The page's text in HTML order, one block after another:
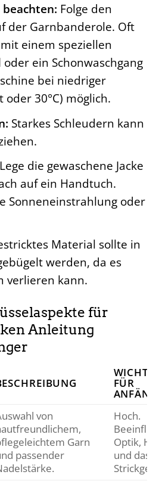
Folge den
der Garnbanderole. Oft
einem speziellen
ein Schonwaschgang
bei niedriger
30°C) möglich.
Starkes Schleudern kann
Lege die gewaschene Jacke
auf ein Handtuch.
Sonneneinstrahlung oder
Material sollte in
werden, da es
verlieren kann.
für
Anleitung
FÜR
von
Garn
passender
Hoch.
Optik,
und das